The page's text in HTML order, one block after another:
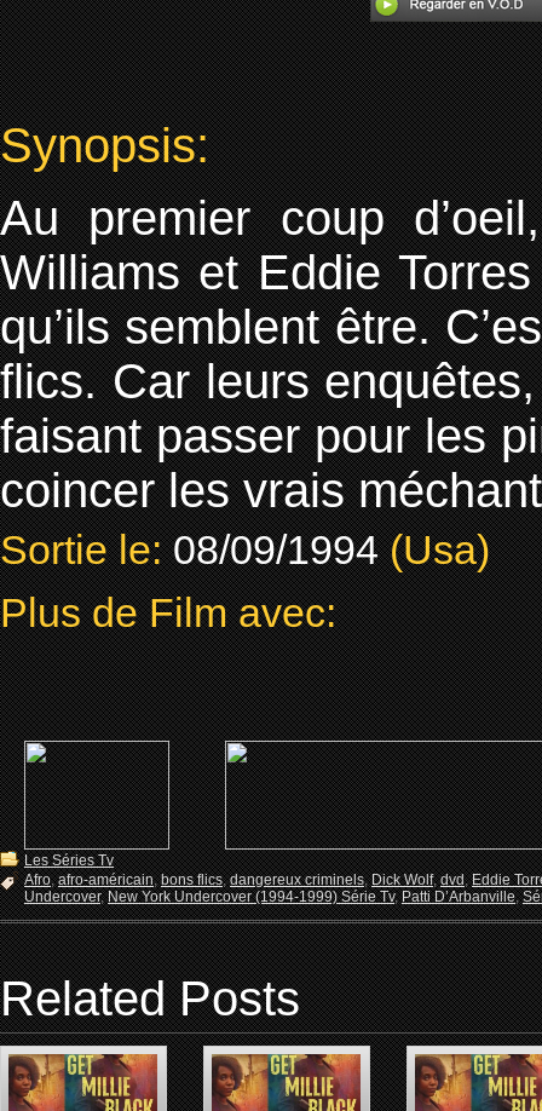
Synopsis:
Au premier coup
Williams et Eddie
qu’ils semblent être.
flics. Car leurs
faisant passer pour les
coincer les vrais
Sortie le: 08/09/1994 (Usa)
Plus de Film avec:
Les Séries Tv
Afro,afro-américain,bons flics,dangereux criminels,Dick Wolf,dvd,Eddie
Undercover,New York Undercover (1994-1999) Série Tv,Patti D’Arbanville,
Related Posts